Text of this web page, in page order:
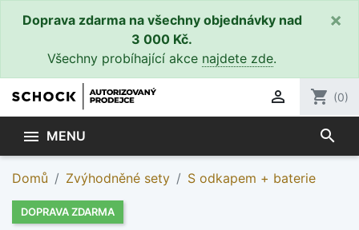
Doprava zdarma na všechny objednávky nad
3 000 Kč.
Všechny probíhající akce najdete zde.
×
 shopping_cart (0)
 MENU search
Domů Zvýhodněné sety S odkapem + baterie
DOPRAVA ZDARMA